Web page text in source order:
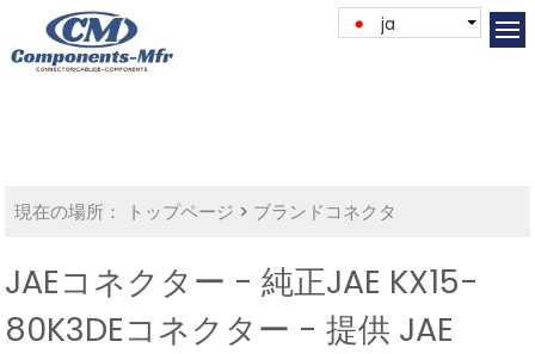
ja
現在の場所： トップページ > ブランドコネクタ
JAEコネクター - 純正JAE KX15-
80K3DEコネクター - 提供 JAE